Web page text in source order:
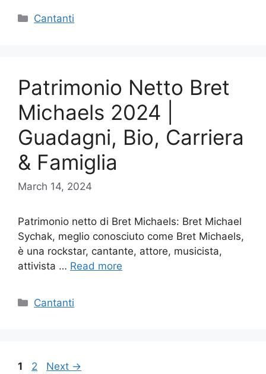
Categories
Cantanti
Patrimonio Netto Bret
Michaels 2024 |
Guadagni, Bio, Carriera
& Famiglia
March 14, 2024
Patrimonio netto di Bret Michaels: Bret Michael
Sychak, meglio conosciuto come Bret Michaels,
è una rockstar, cantante, attore, musicista,
attivista … Read more
Categories
Cantanti
Page
1 Page
2 Next →